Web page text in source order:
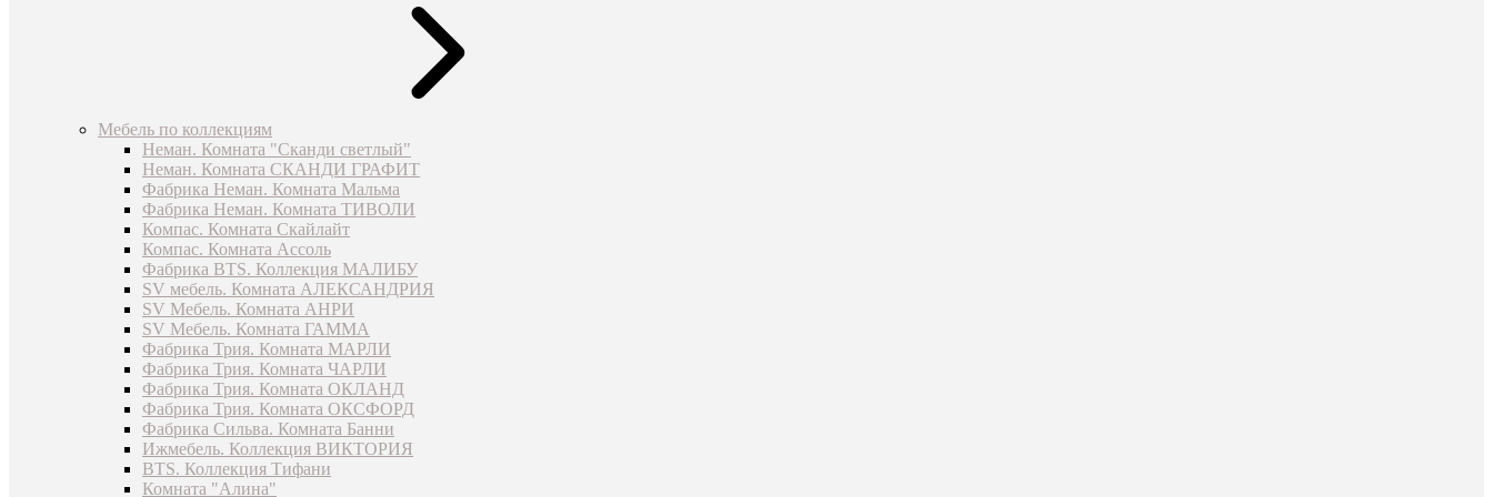
Мебель по коллекциям
Неман. Комната "Сканди светлый"
Неман. Комната СКАНДИ ГРАФИТ
Фабрика Неман. Комната Мальма
Фабрика Неман. Комната ТИВОЛИ
Компас. Комната Скайлайт
Компас. Комната Ассоль
Фабрика BTS. Коллекция МАЛИБУ
SV мебель. Комната АЛЕКСАНДРИЯ
SV Мебель. Комната АНРИ
SV Мебель. Комната ГАММА
Фабрика Трия. Комната МАРЛИ
Фабрика Трия. Комната ЧАРЛИ
Фабрика Трия. Комната ОКЛАНД
Фабрика Трия. Комната ОКСФОРД
Фабрика Сильва. Комната Банни
Ижмебель. Коллекция ВИКТОРИЯ
BTS. Коллекция Тифани
Комната "Алина"